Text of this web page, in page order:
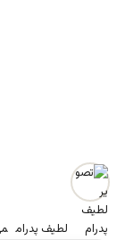
لطیف پدرام می